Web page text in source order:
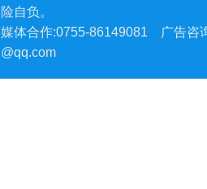
险自负。
媒体合作:0755-86149081
广告咨
@qq.com